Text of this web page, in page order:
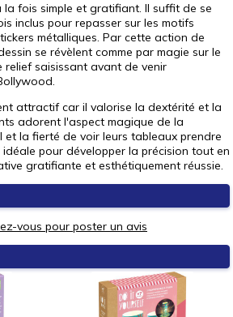
fois simple et gratifiant. Il suffit de se
inclus pour repasser sur les motifs
métalliques. Par cette action de
se révèlent comme par magie sur le
saisissant avant de venir
attractif car il valorise la dextérité et la
adorent l'aspect magique de la
la fierté de voir leurs tableaux prendre
idéale pour développer la précision tout en
gratifiante et esthétiquement réussie.
vous pour poster un avis